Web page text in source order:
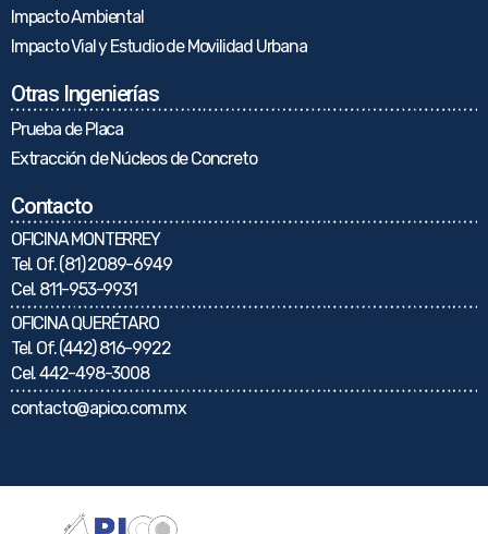
Impacto Ambiental
Impacto Vial y Estudio de Movilidad Urbana
Otras Ingenierías
Prueba de Placa
Extracción de Núcleos de Concreto
Contacto
OFICINA MONTERREY
Tel. Of.(81) 2089-6949
Cel. 811-953-9931
OFICINA QUERÉTARO
Tel. Of.(442) 816-9922
Cel.442-498-3008
contacto@apico.com.mx